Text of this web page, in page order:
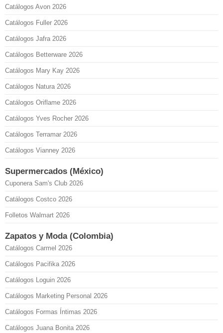
Catálogos Avon 2026
Catálogos Fuller 2026
Catálogos Jafra 2026
Catálogos Betterware 2026
Catálogos Mary Kay 2026
Catálogos Natura 2026
Catálogos Oriflame 2026
Catálogos Yves Rocher 2026
Catálogos Terramar 2026
Catálogos Vianney 2026
Supermercados (México)
Cuponera Sam's Club 2026
Catálogos Costco 2026
Folletos Walmart 2026
Zapatos y Moda (Colombia)
Catálogos Carmel 2026
Catálogos Pacifika 2026
Catálogos Loguin 2026
Catálogos Marketing Personal 2026
Catálogos Formas Íntimas 2026
Catálogos Juana Bonita 2026